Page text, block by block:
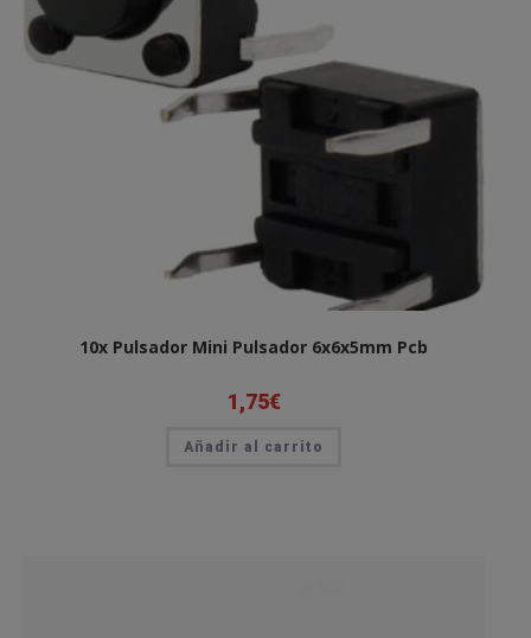
10x Pulsador Mini Pulsador 6x6x5mm Pcb
1,75€
Añadir al carrito